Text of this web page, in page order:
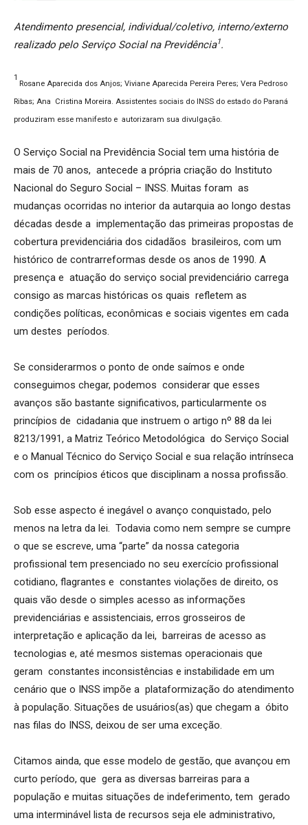
Atendimento presencial, individual/coletivo, interno/externo
realizado pelo Serviço Social na Previdência1.
1
Rosane Aparecida dos Anjos; Viviane Aparecida Pereira Peres; Vera Pedroso
Ribas; Ana Cristina Moreira. Assistentes sociais do INSS do estado do Paraná
produziram esse manifesto e autorizaram sua divulgação.
O Serviço Social na Previdência Social tem uma história de
mais de 70 anos, antecede a própria criação do Instituto
Nacional do Seguro Social – INSS. Muitas foram as
mudanças ocorridas no interior da autarquia ao longo destas
décadas desde a implementação das primeiras propostas de
cobertura previdenciária dos cidadãos brasileiros, com um
histórico de contrarreformas desde os anos de 1990. A
presença e atuação do serviço social previdenciário carrega
consigo as marcas históricas os quais refletem as
condições políticas, econômicas e sociais vigentes em cada
um destes períodos.
Se considerarmos o ponto de onde saímos e onde
conseguimos chegar, podemos considerar que esses
avanços são bastante significativos, particularmente os
princípios de cidadania que instruem o artigo nº 88 da lei
8213/1991, a Matriz Teórico Metodológica do Serviço Social
e o Manual Técnico do Serviço Social e sua relação intrínseca
com os princípios éticos que disciplinam a nossa profissão.
Sob esse aspecto é inegável o avanço conquistado, pelo
menos na letra da lei. Todavia como nem sempre se cumpre
o que se escreve, uma “parte” da nossa categoria
profissional tem presenciado no seu exercício profissional
cotidiano, flagrantes e constantes violações de direito, os
quais vão desde o simples acesso as informações
previdenciárias e assistenciais, erros grosseiros de
interpretação e aplicação da lei, barreiras de acesso as
tecnologias e, até mesmos sistemas operacionais que
geram constantes inconsistências e instabilidade em um
cenário que o INSS impõe a plataformização do atendimento
à população. Situações de usuários(as) que chegam a óbito
nas filas do INSS, deixou de ser uma exceção.
Citamos ainda, que esse modelo de gestão, que avançou em
curto período, que gera as diversas barreiras para a
população e muitas situações de indeferimento, tem gerado
uma interminável lista de recursos seja ele administrativo,